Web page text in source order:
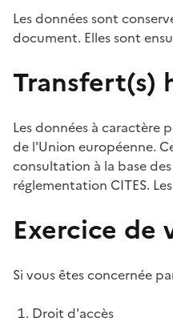
Les données sont
document. Elles sont
Transfert(s)
Les données à
de l'Union européenne.
consultation à la base
réglementation CITES.
Exercice de
Si vous êtes concernée
Droit d'accès